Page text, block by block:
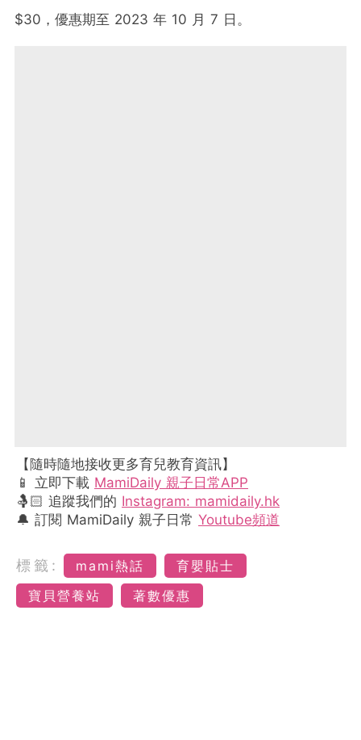
$30，優惠期至 2023 年 10 月 7 日。
【隨時隨地接收更多育兒教育資訊】
📱 立即下載 MamiDaily 親子日常APP
🤱🏻 追蹤我們的 Instagram: mamidaily.hk
🔔 訂閱 MamiDaily 親子日常 Youtube頻道
標籤: mami熱話
育嬰貼士
寶貝營養站
著數優惠